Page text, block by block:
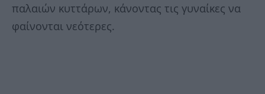
παλαιών κυττάρων, κάνοντας τις γυναίκες να
φαίνονται νεότερες.